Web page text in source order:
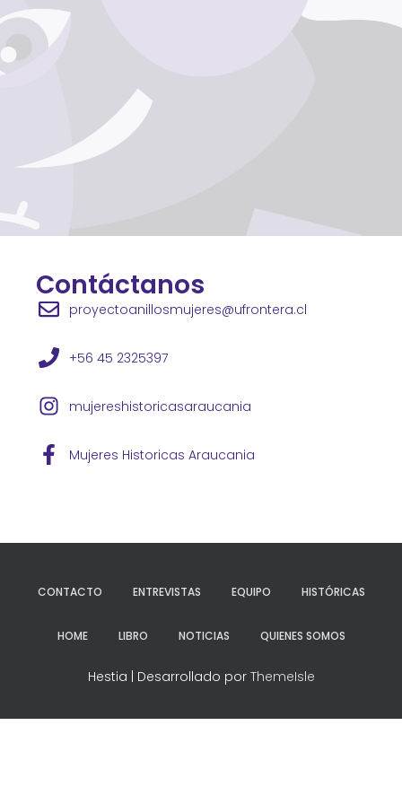
Contáctanos
proyectoanillosmujeres@ufrontera.cl
+56 45 2325397
mujereshistoricasaraucania
Mujeres Historicas Araucania
CONTACTO ENTREVISTAS EQUIPO HISTÓRICAS
HOME LIBRO NOTICIAS QUIENES SOMOS
Hestia | Desarrollado por ThemeIsle